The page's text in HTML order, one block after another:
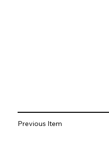
Previous Item